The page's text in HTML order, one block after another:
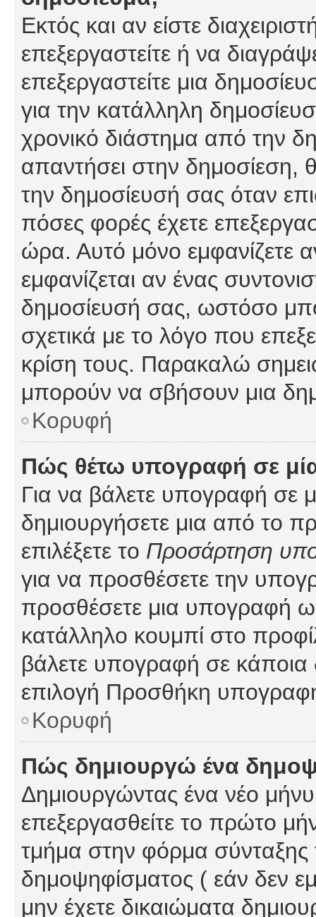
Εκτός και αν είστε
επεξεργαστείτε ή να
επεξεργαστείτε μια
για την κατάλληλη
χρονικό διάστημα από την
απαντήσει στην δημοσίεση,
την δημοσίευσή σας όταν
πόσες φορές έχετε
ώρα. Αυτό μόνο εμφανίζετε
εμφανίζεται αν ένας
δημοσίευσή σας, ωστόσο
σχετικά με το λόγο που
κρίση τους. Παρακαλώ
μπορούν να σβήσουν μια
Κορυφή
Πώς θέτω υπογραφή σε
Για να βάλετε υπογραφή σε
δημιουργήσετε μια από το
επιλέξετε το Προσάρτηση
για να προσθέσετε την
προσθέσετε μια υπογραφή
κατάλληλο κουμπί στο
βάλετε υπογραφή σε κάποια
επιλογή Προσθήκη
Κορυφή
Πώς δημιουργώ ένα
Δημιουργώντας ένα νέο
επεξεργασθείτε το πρώτο
τμήμα στην φόρμα σύνταξης
δημοψηφίσματος ( εάν δεν
μην έχετε δικαιώματα